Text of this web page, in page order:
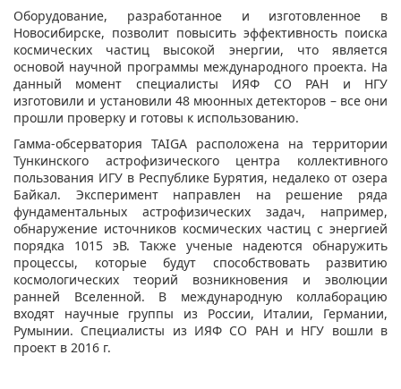
Оборудование, разработанное и изготовленное в
Новосибирске, позволит повысить эффективность поиска
космических частиц высокой энергии, что является
основой научной программы международного проекта. На
данный момент специалисты ИЯФ СО РАН и НГУ
изготовили и установили 48 мюонных детекторов – все они
прошли проверку и готовы к использованию.
Гамма-обсерватория TAIGA расположена на территории
Тункинского астрофизического центра коллективного
пользования ИГУ в Республике Бурятия, недалеко от озера
Байкал. Эксперимент направлен на решение ряда
фундаментальных астрофизических задач, например,
обнаружение источников космических частиц с энергией
порядка 1015 эВ. Также ученые надеются обнаружить
процессы, которые будут способствовать развитию
космологических теорий возникновения и эволюции
ранней Вселенной. В международную коллаборацию
входят научные группы из России, Италии, Германии,
Румынии. Специалисты из ИЯФ СО РАН и НГУ вошли в
проект в 2016 г.